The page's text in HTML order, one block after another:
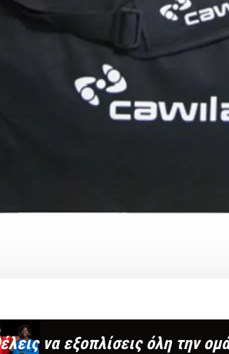
να εξοπλίσεις όλη την